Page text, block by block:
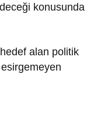
konusunda
alan politik